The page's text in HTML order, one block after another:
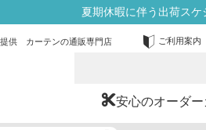
夏期休暇に伴う出荷ス
提供 カーテンの通販専門店 ご利用案内
安心のオーダ